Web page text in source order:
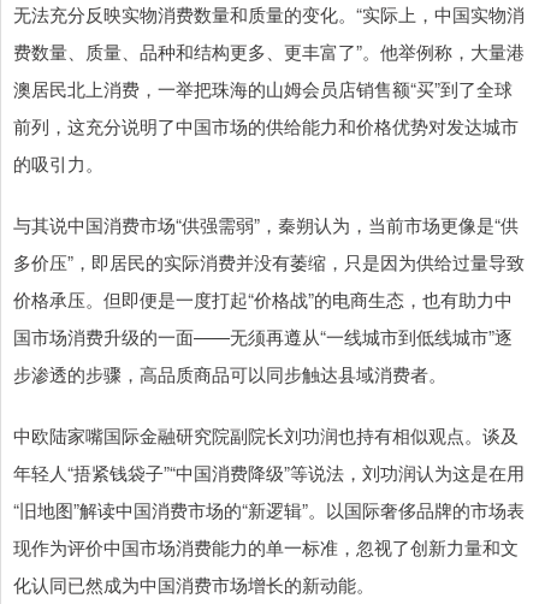
无法充分反映实物消费数量和质量的变化。“实际上，中国实物消
费数量、质量、品种和结构更多、更丰富了”。他举例称，大量港
澳居民北上消费，一举把珠海的山姆会员店销售额“买”到了全球
前列，这充分说明了中国市场的供给能力和价格优势对发达城市
的吸引力。
与其说中国消费市场“供强需弱”，秦朔认为，当前市场更像是“供
多价压”，即居民的实际消费并没有萎缩，只是因为供给过量导致
价格承压。但即便是一度打起“价格战”的电商生态，也有助力中
国市场消费升级的一面——无须再遵从“一线城市到低线城市”逐
步渗透的步骤，高品质商品可以同步触达县域消费者。
中欧陆家嘴国际金融研究院副院长刘功润也持有相似观点。谈及
年轻人“捂紧钱袋子”“中国消费降级”等说法，刘功润认为这是在用
“旧地图”解读中国消费市场的“新逻辑”。以国际奢侈品牌的市场表
现作为评价中国市场消费能力的单一标准，忽视了创新力量和文
化认同已然成为中国消费市场增长的新动能。